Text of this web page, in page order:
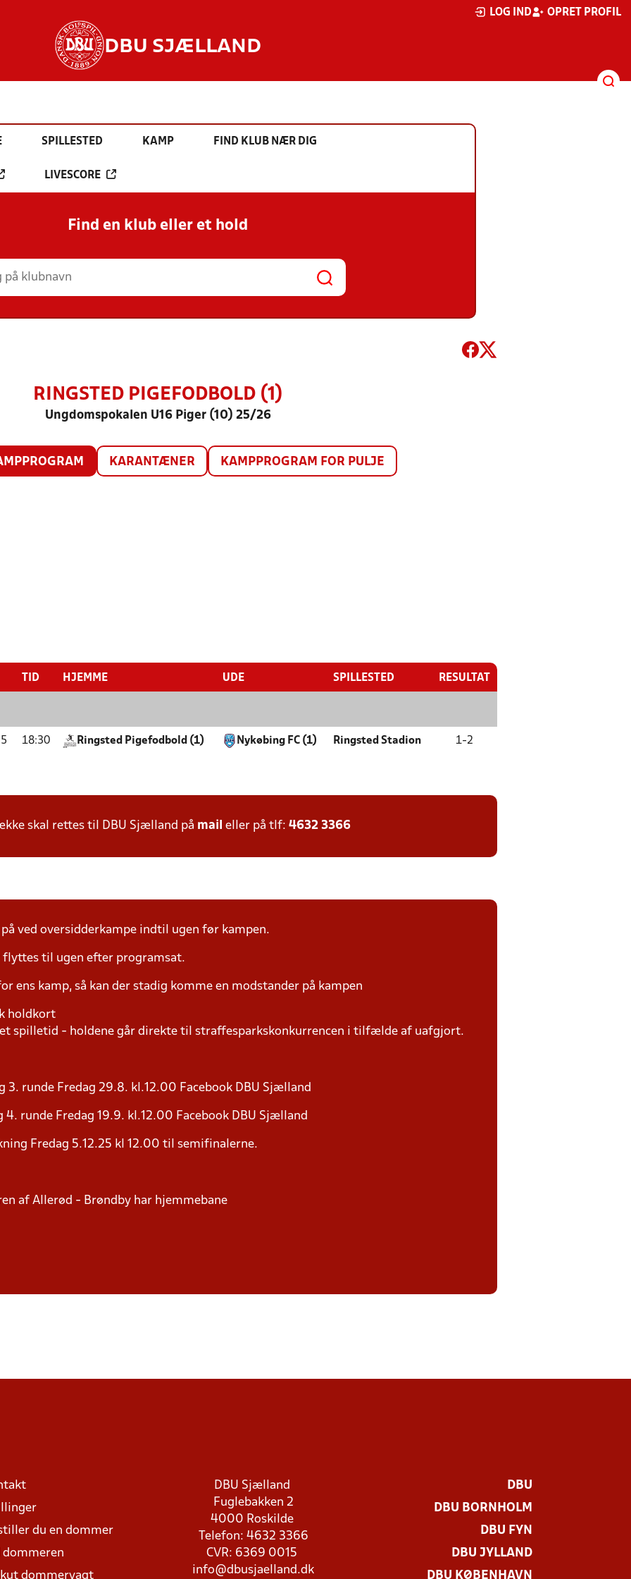
LOG IND OPRET PROFIL
DBU SJÆLLAND
SPILLESTED KAMP FIND KLUB NÆR DIG
LIVESCORE
Find en klub eller et hold
RINGSTED PIGEFODBOLD (1)
Ungdomspokalen U16 Piger (10) 25/26
KARANTÆNER KAMPPROGRAM FOR PULJE
TID HJEMME UDE SPILLESTED RESULTAT
18:30 Ringsted Pigefodbold (1) Nykøbing FC (1) Ringsted Stadion 1-2
skal rettes til DBU Sjælland på mail eller på tlf: 4632 3366
ved oversidderkampe indtil ugen før kampen.
flyttes til ugen efter programsat.
ens kamp, så kan der stadig komme en modstander på kampen
holdkort
spilletid - holdene går direkte til straffesparkskonkurrencen i tilfælde af uafgjort.
runde Fredag 29.8. kl.12.00 Facebook DBU Sjælland
runde Fredag 19.9. kl.12.00 Facebook DBU Sjælland
Fredag 5.12.25 kl 12.00 til semifinalerne.
af Allerød - Brøndby har hjemmebane
du en dommer
dommeren
dommervagt
DBU Sjælland
Fuglebakken 2
4000 Roskilde
Telefon: 4632 3366
CVR: 6369 0015
info@dbusjaelland.dk
DBU
DBU BORNHOLM
DBU FYN
DBU JYLLAND
DBU KØBENHAVN